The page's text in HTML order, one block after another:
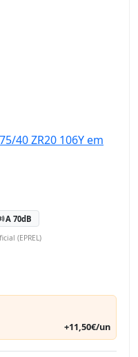
A 70dB
(EPREL)
+11,50€/un